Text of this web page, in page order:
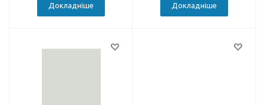
Докладніше Докладніше